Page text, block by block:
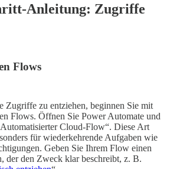
Anleitung: Zugriffe
Flows
Zugriffe zu entziehen, beginnen Sie mit
Flows. Öffnen Sie Power Automate und
Cloud-Flow“. Diese Art
für wiederkehrende Aufgaben wie
Geben Sie Ihrem Flow einen
der den Zweck klar beschreibt, z. B.